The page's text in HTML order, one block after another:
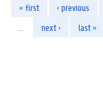
« first ‹ previous
next › last »